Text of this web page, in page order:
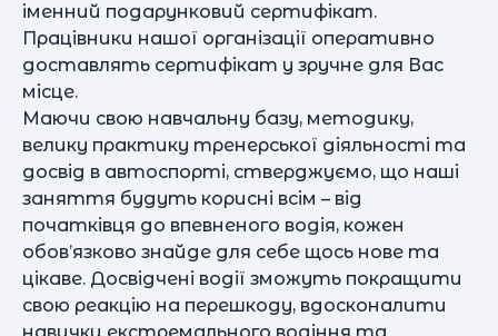
іменний подарунковий сертифікат.
Працівники нашої організації оперативно
доставлять сертифікат у зручне для Вас
місце.
Маючи свою навчальну базу, методику,
велику практику тренерської діяльності та
досвід в автоспорті, стверджуємо, що наші
заняття будуть корисні всім – від
початківця до впевненого водія, кожен
обов’язково знайде для себе щось нове та
цікаве. Досвідчені водії зможуть покращити
свою реакцію на перешкоду, вдосконалити